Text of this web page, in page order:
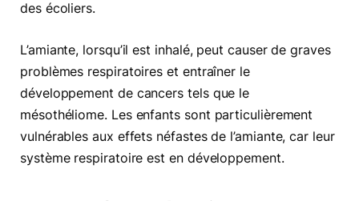
des écoliers.
L’amiante, lorsqu’il est inhalé, peut causer de graves
problèmes respiratoires et entraîner le
développement de cancers tels que le
mésothéliome. Les enfants sont particulièrement
vulnérables aux effets néfastes de l’amiante, car leur
système respiratoire est en développement.